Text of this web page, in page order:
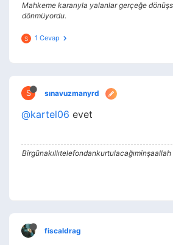
Mahkeme kararıyla yalanlar gerçeğe
dönmüyordu.
S 1 Cevap
S sınavuzmanyrd
@kartel06 evet
Birgünakıllıtelefondankurtulacağıminşaallah
fiscaldrag